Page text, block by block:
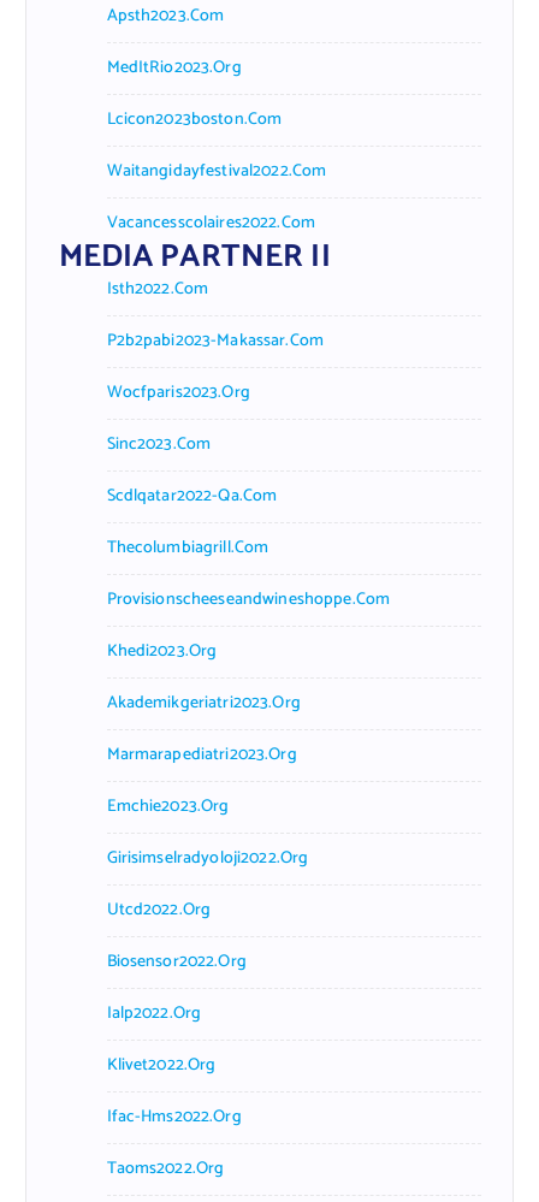
Apsth2023.com
MedItRio2023.org
Lcicon2023boston.com
Waitangidayfestival2022.com
Vacancesscolaires2022.com
MEDIA PARTNER II
Isth2022.com
P2b2pabi2023-Makassar.com
Wocfparis2023.org
Sinc2023.com
Scdlqatar2022-Qa.com
Thecolumbiagrill.com
Provisionscheeseandwineshoppe.com
Khedi2023.org
Akademikgeriatri2023.org
Marmarapediatri2023.org
Emchie2023.org
Girisimselradyoloji2022.org
Utcd2022.org
Biosensor2022.org
Ialp2022.org
Klivet2022.org
Ifac-Hms2022.org
Taoms2022.org